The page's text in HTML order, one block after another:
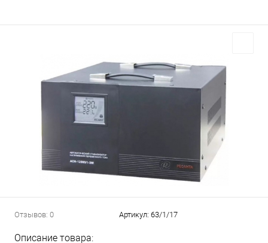
Отзывов: 0 Артикул: 63/1/17
Описание товара: